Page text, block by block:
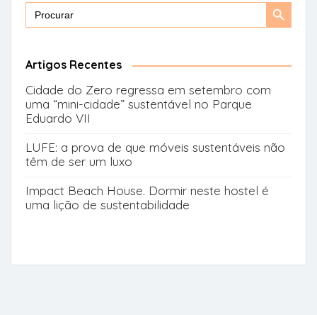
Search
Search
Artigos Recentes
Cidade do Zero regressa em setembro com
uma “mini-cidade” sustentável no Parque
Eduardo VII
LUFE: a prova de que móveis sustentáveis não
têm de ser um luxo
Impact Beach House. Dormir neste hostel é
uma lição de sustentabilidade